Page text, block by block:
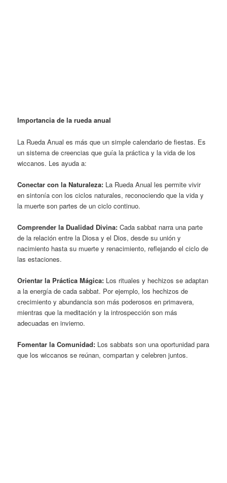
Importancia de la rueda anual
La Rueda Anual es más que un simple calendario de fiestas. Es
un sistema de creencias que guía la práctica y la vida de los
wiccanos. Les ayuda a:
Conectar con la Naturaleza: La Rueda Anual les permite vivir
en sintonía con los ciclos naturales, reconociendo que la vida y
la muerte son partes de un ciclo continuo.
Comprender la Dualidad Divina: Cada sabbat narra una parte
de la relación entre la Diosa y el Dios, desde su unión y
nacimiento hasta su muerte y renacimiento, reflejando el ciclo de
las estaciones.
Orientar la Práctica Mágica: Los rituales y hechizos se adaptan
a la energía de cada sabbat. Por ejemplo, los hechizos de
crecimiento y abundancia son más poderosos en primavera,
mientras que la meditación y la introspección son más
adecuadas en invierno.
Fomentar la Comunidad: Los sabbats son una oportunidad para
que los wiccanos se reúnan, compartan y celebren juntos.